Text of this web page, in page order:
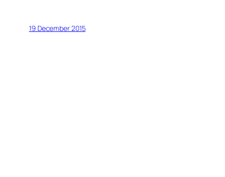
19 December 2015